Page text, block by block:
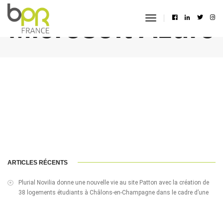
toggle
Microsoft Azure
ARTICLES RÉCENTS
Plurial Novilia donne une nouvelle vie au site Patton avec la création de
38 logements étudiants à Châlons-en-Champagne dans le cadre d’une